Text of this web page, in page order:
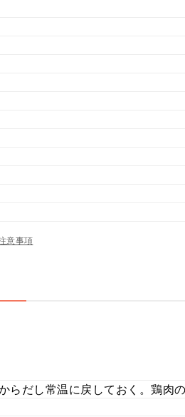
意事項
らだし常温に戻しておく。鶏肉